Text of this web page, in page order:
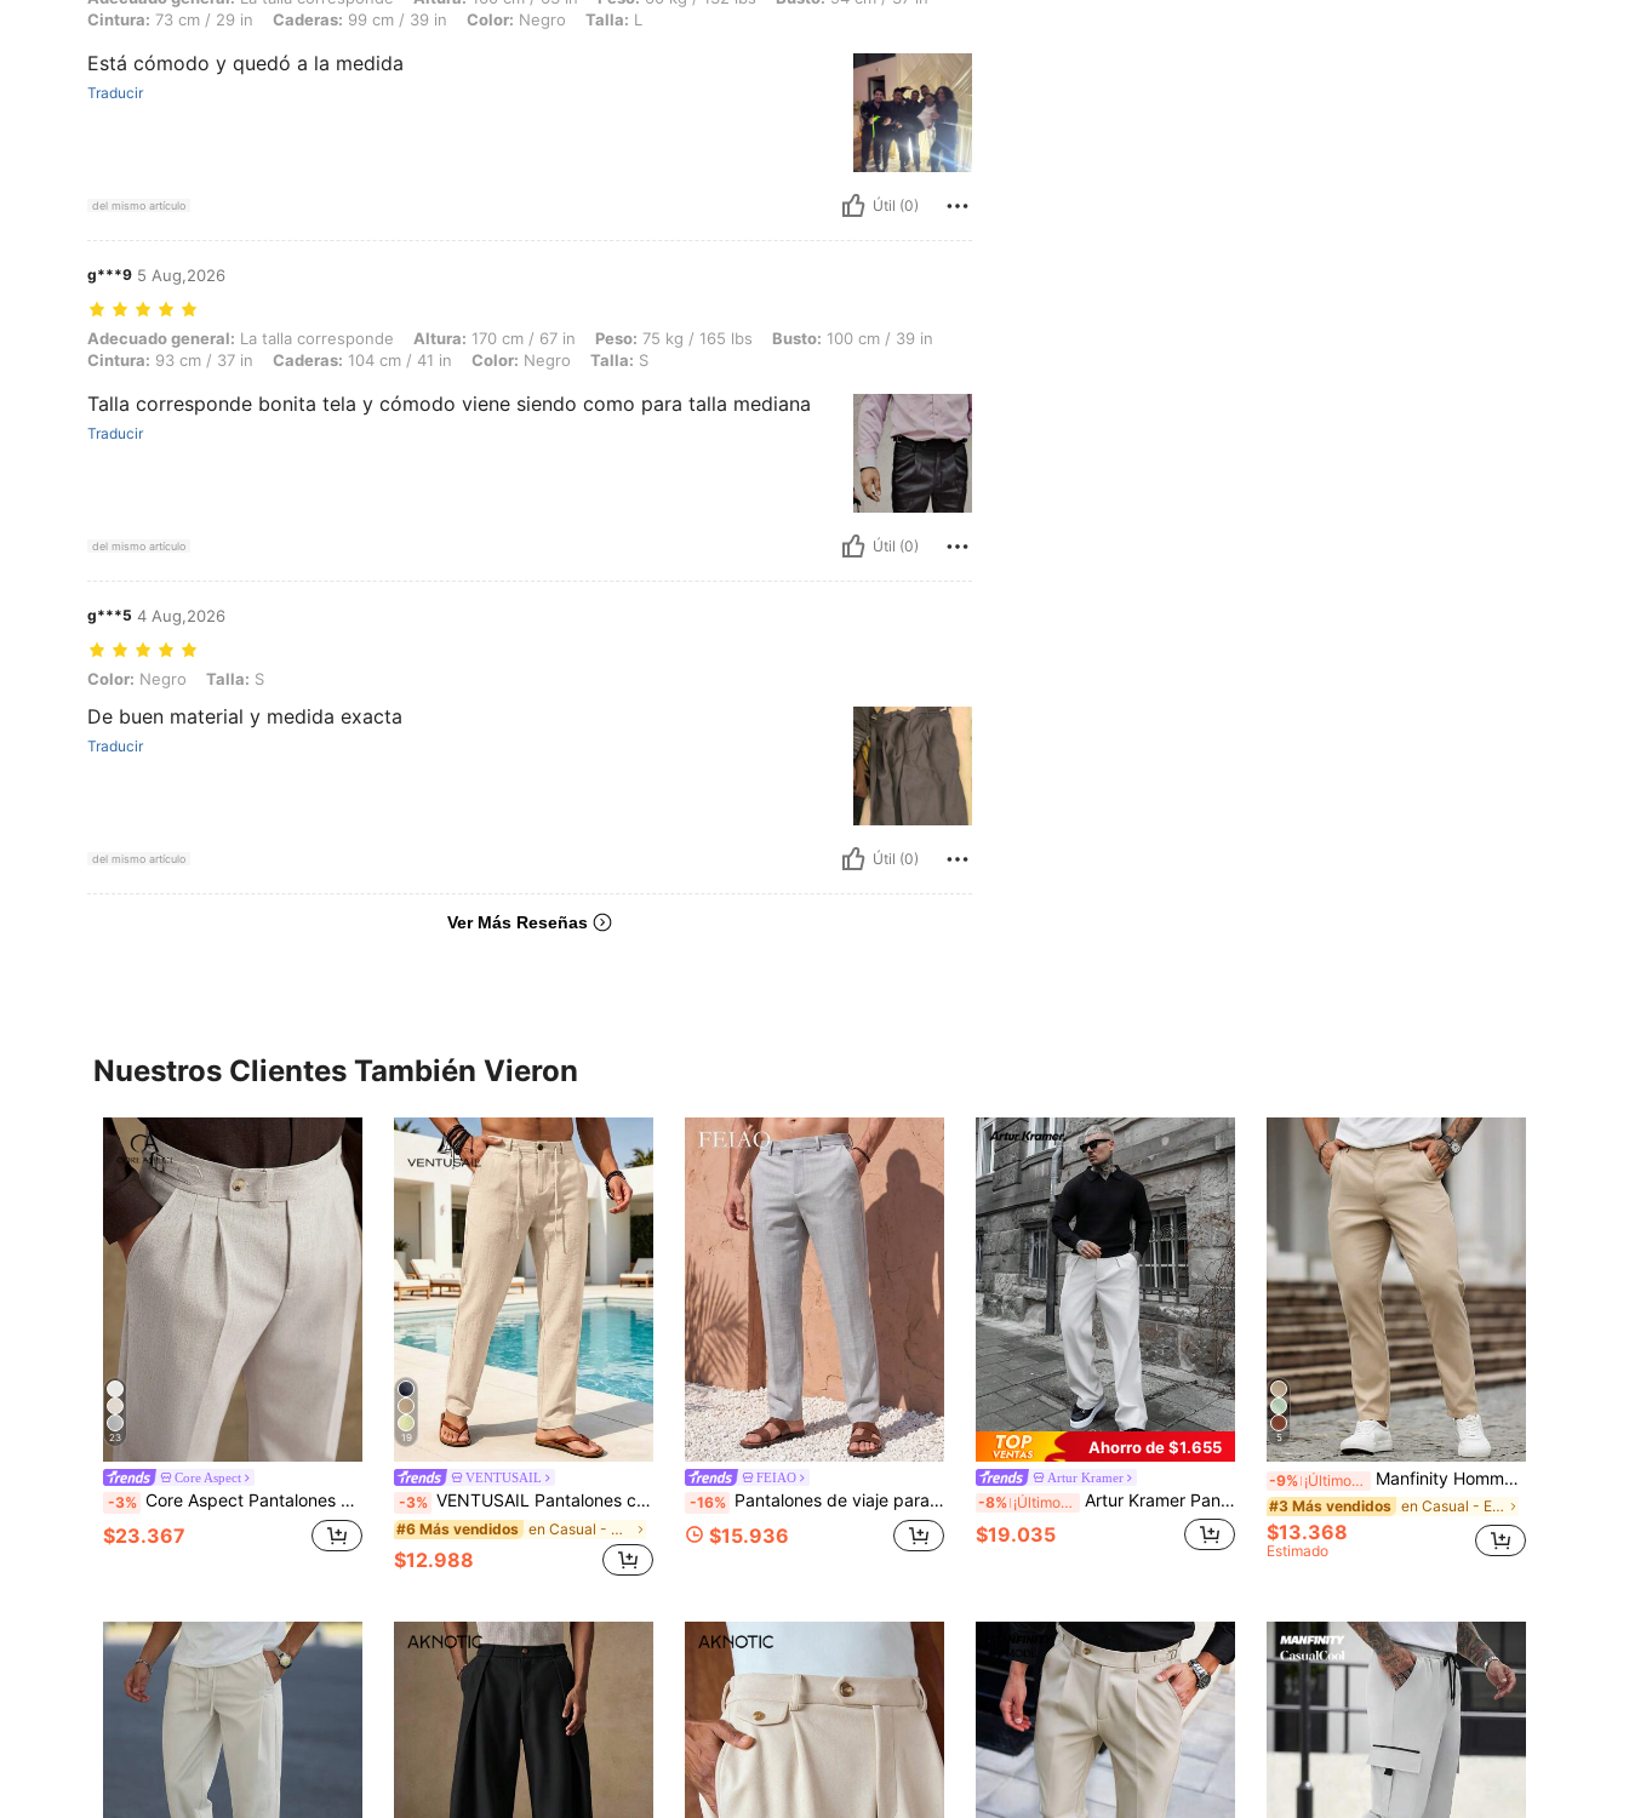
Cintura: 73 cm / 29 in Caderas: 99 cm / 39 in Color: Negro Talla: L
Está cómodo y quedó a la medida
Traducir
del mismo artículo Útil (0)
g***9 5 Aug,2026
Adecuado general: La talla corresponde, Altura: 170 cm / 67 in, Peso: 75 kg / 165 lbs, Busto: 100 cm / 39 in, Cintura: 93 cm / 37 in, Caderas: 104 cm / 41 in, Color: Negro, Talla: S
Adecuado general: La talla corresponde Altura: 170 cm / 67 in Peso: 75 kg / 165 lbs Busto: 100 cm / 39 in
Cintura: 93 cm / 37 in Caderas: 104 cm / 41 in Color: Negro Talla: S
Talla corresponde bonita tela y cómodo viene siendo como para talla mediana
Traducir
del mismo artículo Útil (0)
g***5 4 Aug,2026
Color: Negro, Talla: S
Color: Negro Talla: S
De buen material y medida exacta
Traducir
del mismo artículo Útil (0)
Ver Más Reseñas
Nuestros Clientes También Vieron
23
Core Aspect
-3% Core Aspect Pantalones de lino de unicolor con pinzas para hombre con presillas para cinturón, pantalones rectos de pierna casual de negocios y cortos
$23.367
19
VENTUSAIL
-3% VENTUSAIL Pantalones casuales rectos con cordón en la cintura y bolsillos laterales, unicolor, pantalones holgados de vacaciones largos y sencillos, para regalos de esposo o novio, para otoño...
#6 Más vendidos en Casual - Básico Pantalones de hombre
$12.988
FEIAO
-16% Pantalones de viaje para hombre FEIAO estilo vintage "Old Money Style" en gris: artículo de lujo individual, que muestra la estética "Old Money Style", pantalones de pierna recta adecuados para todas las estaciones
$15.936
Ahorro de $1.655
Artur Kramer
-8% ¡Últimos 3 días Artur Kramer Pantalones rectos holgados de traje de unicolor con diseño plisado de moda informal para hombres, color albaricoque , para verano, escuela, otoño
$19.035
5
-9% ¡Últimos 3 días Manfinity Homme Pantalones casuales minimalistas de unicolor con botones y bolsillo para hombres, otoño
#3 Más vendidos en Casual - Estilo minimalista Pantalones de hombr
$13.368
Estimado